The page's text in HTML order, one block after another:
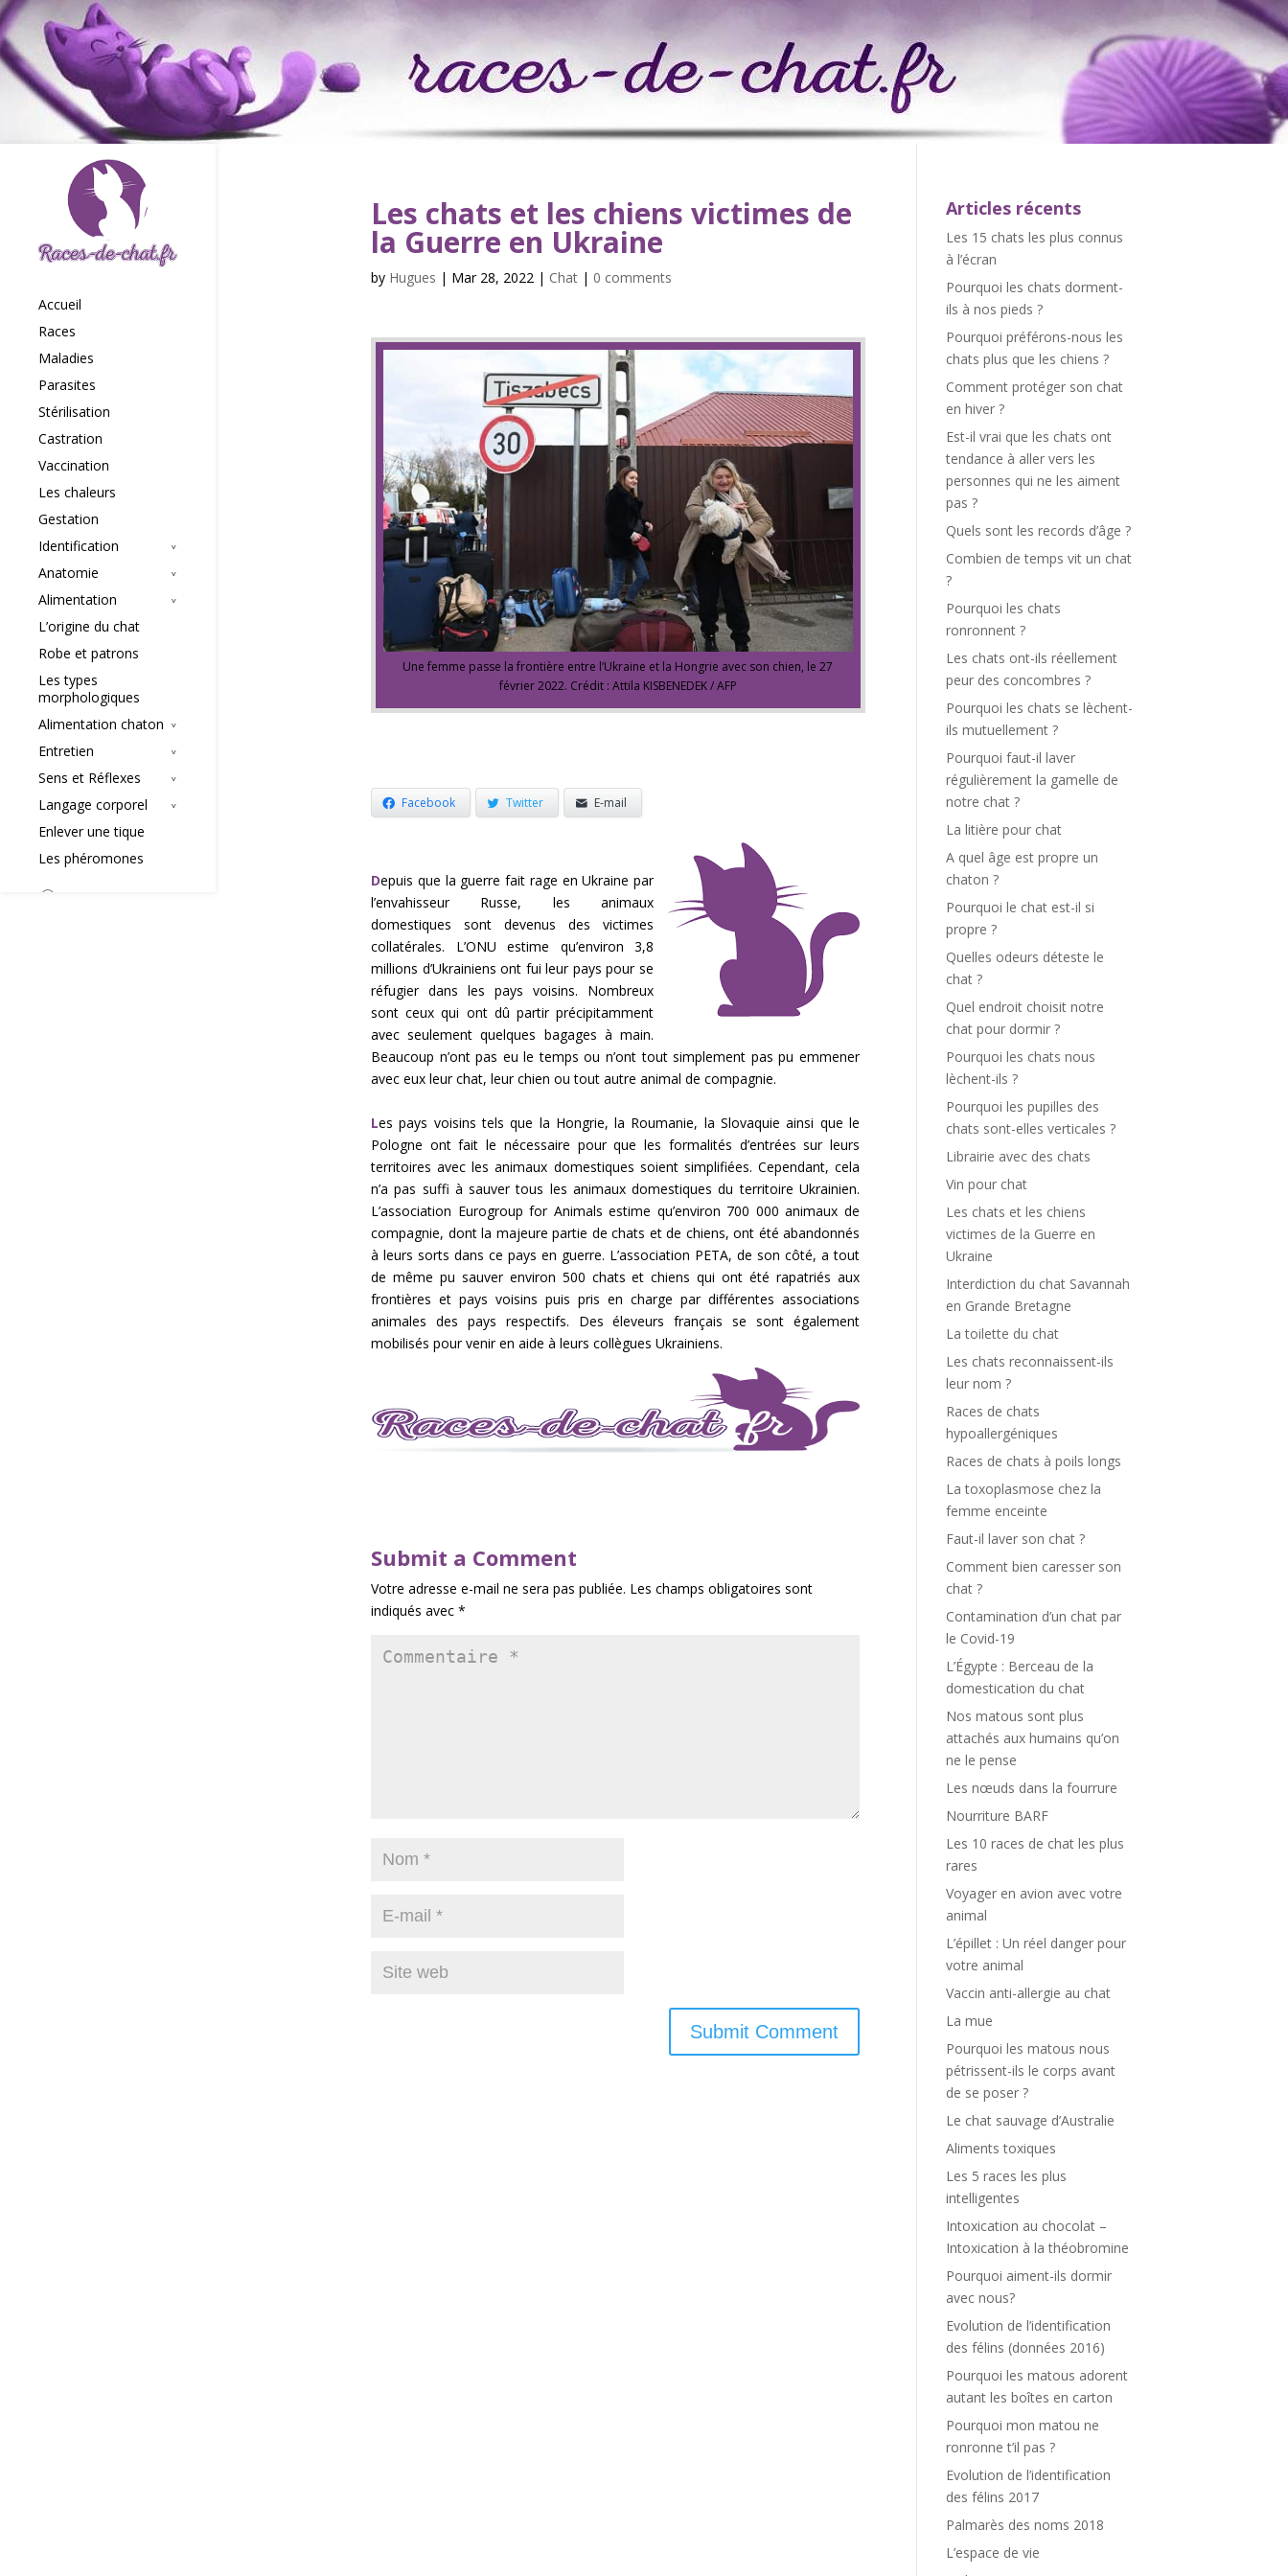
Accueil
Races
Maladies
Parasites
Stérilisation
Castration
Vaccination
Les chaleurs
Gestation
Identification
Anatomie
Alimentation
L’origine du chat
Robe et patrons
Les types
morphologiques
Alimentation chaton
Entretien
Sens et Réflexes
Langage corporel
Enlever une tique
Les phéromones
Les chats et les chiens victimes de
la Guerre en Ukraine
by Hugues | Mar 28, 2022 | Chat | 0 comments
Une femme passe la frontière entre l’Ukraine et la Hongrie avec son chien, le 27
février 2022. Crédit : Attila KISBENEDEK / AFP
Facebook Twitter E-mail
Depuis que la guerre fait rage en Ukraine par
l’envahisseur Russe, les animaux
domestiques sont devenus des victimes
collatérales. L’ONU estime qu’environ 3,8
millions d’Ukrainiens ont fui leur pays pour se
réfugier dans les pays voisins. Nombreux
sont ceux qui ont dû partir précipitamment
avec seulement quelques bagages à main.
Beaucoup n’ont pas eu le temps ou n’ont tout simplement pas pu emmener
avec eux leur chat, leur chien ou tout autre animal de compagnie.
Les pays voisins tels que la Hongrie, la Roumanie, la Slovaquie ainsi que le
Pologne ont fait le nécessaire pour que les formalités d’entrées sur leurs
territoires avec les animaux domestiques soient simplifiées. Cependant, cela
n’a pas suffi à sauver tous les animaux domestiques du territoire Ukrainien.
L’association Eurogroup for Animals estime qu’environ 700 000 animaux de
compagnie, dont la majeure partie de chats et de chiens, ont été abandonnés
à leurs sorts dans ce pays en guerre. L’association PETA, de son côté, a tout
de même pu sauver environ 500 chats et chiens qui ont été rapatriés aux
frontières et pays voisins puis pris en charge par différentes associations
animales des pays respectifs. Des éleveurs français se sont également
mobilisés pour venir en aide à leurs collègues Ukrainiens.
Submit a Comment
Votre adresse e-mail ne sera pas publiée. Les champs obligatoires sont
indiqués avec *
Articles récents
Les 15 chats les plus connus
à l’écran
Pourquoi les chats dorment-
ils à nos pieds ?
Pourquoi préférons-nous les
chats plus que les chiens ?
Comment protéger son chat
en hiver ?
Est-il vrai que les chats ont
tendance à aller vers les
personnes qui ne les aiment
pas ?
Quels sont les records d’âge ?
Combien de temps vit un chat
?
Pourquoi les chats
ronronnent ?
Les chats ont-ils réellement
peur des concombres ?
Pourquoi les chats se lèchent-
ils mutuellement ?
Pourquoi faut-il laver
régulièrement la gamelle de
notre chat ?
La litière pour chat
A quel âge est propre un
chaton ?
Pourquoi le chat est-il si
propre ?
Quelles odeurs déteste le
chat ?
Quel endroit choisit notre
chat pour dormir ?
Pourquoi les chats nous
lèchent-ils ?
Pourquoi les pupilles des
chats sont-elles verticales ?
Librairie avec des chats
Vin pour chat
Les chats et les chiens
victimes de la Guerre en
Ukraine
Interdiction du chat Savannah
en Grande Bretagne
La toilette du chat
Les chats reconnaissent-ils
leur nom ?
Races de chats
hypoallergéniques
Races de chats à poils longs
La toxoplasmose chez la
femme enceinte
Faut-il laver son chat ?
Comment bien caresser son
chat ?
Contamination d’un chat par
le Covid-19
L’Égypte : Berceau de la
domestication du chat
Nos matous sont plus
attachés aux humains qu’on
ne le pense
Les nœuds dans la fourrure
Nourriture BARF
Les 10 races de chat les plus
rares
Voyager en avion avec votre
animal
L’épillet : Un réel danger pour
votre animal
Vaccin anti-allergie au chat
La mue
Pourquoi les matous nous
pétrissent-ils le corps avant
de se poser ?
Le chat sauvage d’Australie
Aliments toxiques
Les 5 races les plus
intelligentes
Intoxication au chocolat –
Intoxication à la théobromine
Pourquoi aiment-ils dormir
avec nous?
Evolution de l’identification
des félins (données 2016)
Pourquoi les matous adorent
autant les boîtes en carton
Pourquoi mon matou ne
ronronne t’il pas ?
Evolution de l’identification
des félins 2017
Palmarès des noms 2018
L’espace de vie